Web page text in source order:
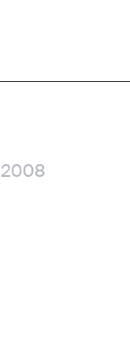
2008